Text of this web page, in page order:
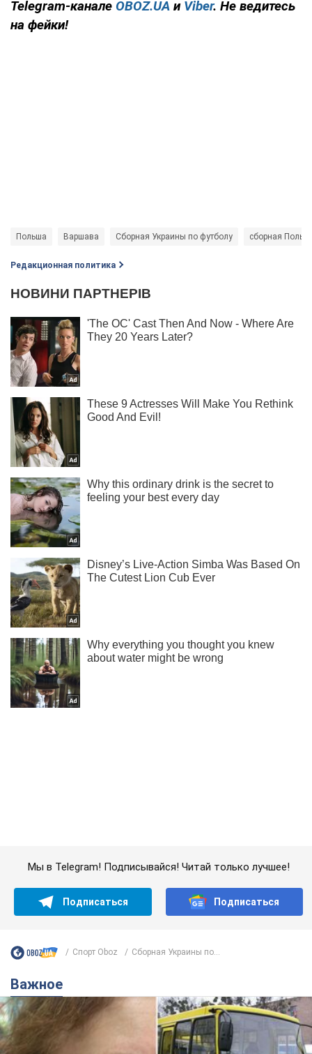
Telegram-канале OBOZ.UA и Viber. Не ведитесь
на фейки!
Польша Варшава Сборная Украины по футболу сборная
Редакционная политика
Во Львове женщина спровоцировала конфликт,
разговаривая на русском языке в маршрутке: